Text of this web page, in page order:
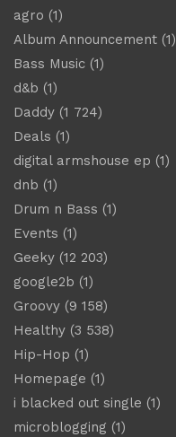
agro (1)
Album Announcement (1)
Bass Music (1)
d&b (1)
Daddy (1 724)
Deals (1)
digital armshouse ep (1)
dnb (1)
Drum n Bass (1)
Events (1)
Geeky (12 203)
google2b (1)
Groovy (9 158)
Healthy (3 538)
Hip-Hop (1)
Homepage (1)
i blacked out single (1)
microblogging (1)